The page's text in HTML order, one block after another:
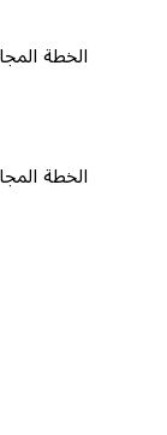
الخطة المجانية ٠
الخطة المجانية ٠